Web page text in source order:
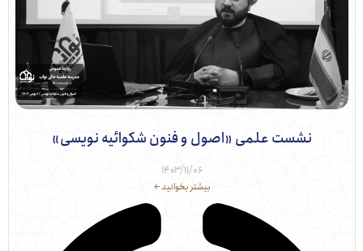
نشست علمی «اصول و فنون شکوائیه نویسی»
۱۴۰۳/۱۱/۰۶
بیشتر بخوانید ←